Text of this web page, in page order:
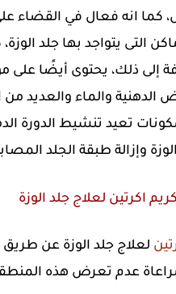
كما انه فعال في القضاء
التى يتواجد بها جلد
إلى ذلك، يحتوى أيضًا
الدهنية والماء والعديد
تعيد تنشيط الدورة
وإزالة طبقة الجلد
اكرتين لعلاج جلد الوزة
لعلاج جلد الوزة عن
عدم تعرض هذه